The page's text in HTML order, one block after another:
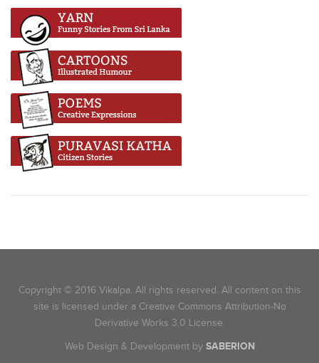
Copyright © 2016 Vikalpa. All rights reserved. All content on this
site is licensed under a Creative Commons Attribution-No
Derivative Works 3.0 License.
Web Design & Development by SABERION